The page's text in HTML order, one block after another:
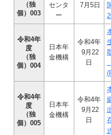
（独
個）003
センタ
ー
7月5日
令和4年
度
（独
個）004
日本年
金機構
令和4年
9月22
日
令和4年
度
（独
個）005
日本年
金機構
令和4年
9月22
日